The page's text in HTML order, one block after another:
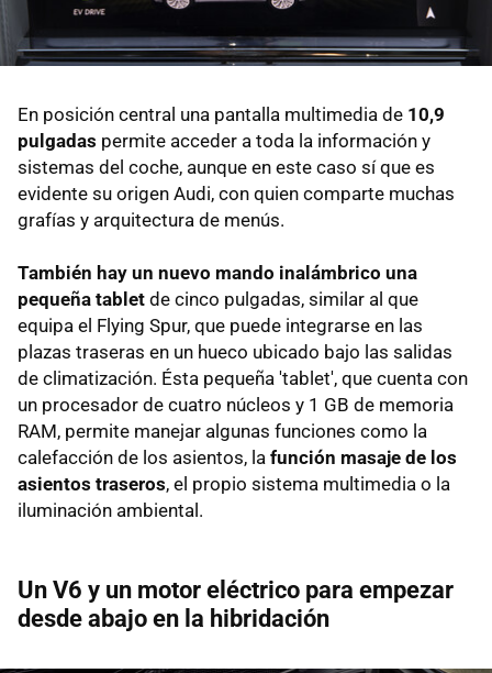
En posición central una pantalla multimedia de 10,9
pulgadas permite acceder a toda la información y
sistemas del coche, aunque en este caso sí que es
evidente su origen Audi, con quien comparte muchas
grafías y arquitectura de menús.
También hay un nuevo mando inalámbrico una
pequeña tablet de cinco pulgadas, similar al que
equipa el Flying Spur, que puede integrarse en las
plazas traseras en un hueco ubicado bajo las salidas
de climatización. Ésta pequeña 'tablet', que cuenta con
un procesador de cuatro núcleos y 1 GB de memoria
RAM, permite manejar algunas funciones como la
calefacción de los asientos, la función masaje de los
asientos traseros, el propio sistema multimedia o la
iluminación ambiental.
Un V6 y un motor eléctrico para empezar
desde abajo en la hibridación